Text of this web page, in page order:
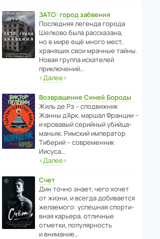
ЗАТО: город забвения
После­дняя легенда города
Шелково была расска­зана,
но в мире ещё много мест,
хранящих свои мрачные тайны.
Новая группа иска­телей
приключений…
‹Далее›
Возвращение Синей Бороды
Жиль де Рэ – спод­ви­жник
Жанны д’Арк, маршал Франции –
и кровавый серийный убийца-
маньяк. Римский импе­ратор
Тиберий – совре­менник
Иисуса…
‹Далее›
Счет
Дин точно знает, чего хочет
от жизни, и всегда доби­ва­ется
жела­е­мого: успе­шная спор­ти­
вная карьера, отли­чные
отметки, попу­ля­р­ность
и внимание…